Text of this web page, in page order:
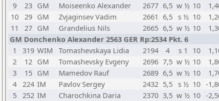
9
23 GM Moiseenko Alexander 2677 6,5 w ½ 10
10 29 GM Zvjaginsev Vadim 2661 6,5 s ½ 10
11
27 GM Grandelius Nils 2665 6,5 w ½ 10
GM Donchenko Alexander 2563 GER Rp:2534 Pkt. 6
1
319 WIM Tomashevskaya Lidia 2194 4 s 1 10
2
12 GM Tomashevsky Evgeny 2696 7,5 w ½ 10
3
15 GM Mamedov Rauf 2689 6,5 w ½ 10
4 224 IM Pavlov Sergey 2432 5,5 s ½ 10 -
5 252 IM Charochkina Daria 2370 3,5 w ½ 10 -